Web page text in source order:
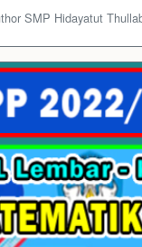
SMP Hidayatut